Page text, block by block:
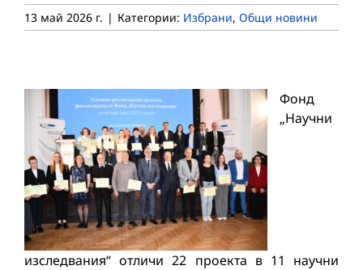
13 май 2026 г. | Категории: Избрани, Общи новини
Фонд
„Научни
изследвания“ отличи 22 проекта в 11 научни